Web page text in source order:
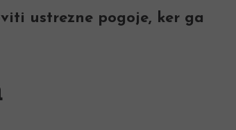
ustrezne pogoje, ker ga